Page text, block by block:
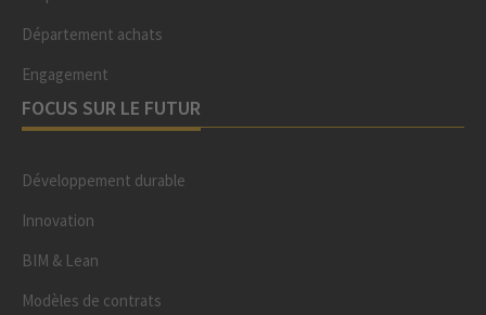
Département achats
Engagement
FOCUS SUR LE FUTUR
Développement durable
Innovation
BIM & Lean
Modèles de contrats